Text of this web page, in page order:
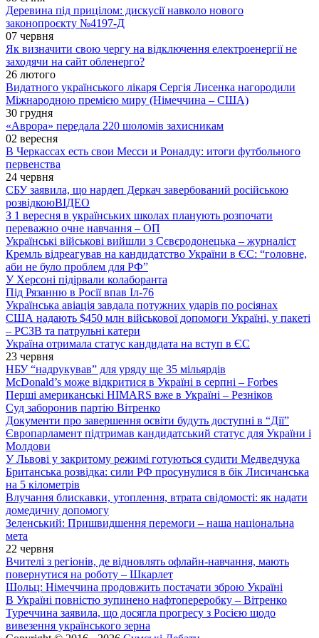
Деревина під прицілом: дискусії навколо нового
законопроєкту №4197-Д
07 червня
Як визначити свою чергу на відключення електроенергії не
заходячи на сайт обленерго?
26 лютого
Видатного українського лікаря Сергія Лисенка нагородили
Міжнародною премією миру (Німеччина – США)
30 грудня
«Аврора» передала 220 шоломів захисникам
02 вересня
В Черкассах есть свои Месси и Роналду: итоги футбольного
первенства
24 червня
СБУ заявила, що нардеп Деркач завербований російською
розвідкоюВІДЕО
З 1 вересня в українських школах планують розпочати
переважно очне навчання – ОП
Українські військові вийшли з Сєвєродонецька – журналіст
Кремль відреагував на кандидатство України в ЄС: “головне,
аби не було проблем для РФ”
У Херсоні підірвали колаборанта
Під Рязанню в Росії впав Іл-76
Українська авіація завдала потужних ударів по росіянах
США надають $450 млн військової допомоги Україні, у пакеті
– РСЗВ та патрульні катери
Україна отримала статус кандидата на вступ в ЄС
23 червня
НБУ “надрукував” для уряду ще 35 мільярдів
McDonald’s може відкритися в Україні в серпні – Forbes
Перші американські HIMARS вже в Україні – Резніков
Суд заборонив партію Вітренко
Документи про завершення освіти будуть доступні в “Дії”
Європарламент підтримав кандидатський статус для України і
Молдови
У Львові у закритому режимі готуються судити Медведчука
Британська розвідка: сили РФ просунулися в бік Лисичанська
на 5 кілометрів
Влучання блискавки, утоплення, втрата свідомості: як надати
домедичну допомогу
Зеленський: Пришвидшення перемоги – наша національна
мета
22 червня
Вчителі з регіонів, де відновлять офлайн-навчання, мають
повернутися на роботу – Шкарлет
Шольц: Німеччина продовжить постачати зброю Україні
В Україні повністю зупинено нафтопереробку – Вітренко
Туреччина заявила, що досягла прогресу з Росією щодо
вивезення українського зерна